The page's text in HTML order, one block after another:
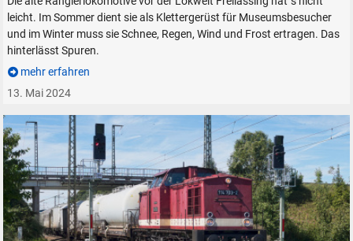
leicht. Im Sommer dient sie als Klettergerüst für Museumsbesucher
und im Winter muss sie Schnee, Regen, Wind und Frost ertragen. Das
hinterlässt Spuren.
mehr erfahren
13. Mai 2024
SUCHEN